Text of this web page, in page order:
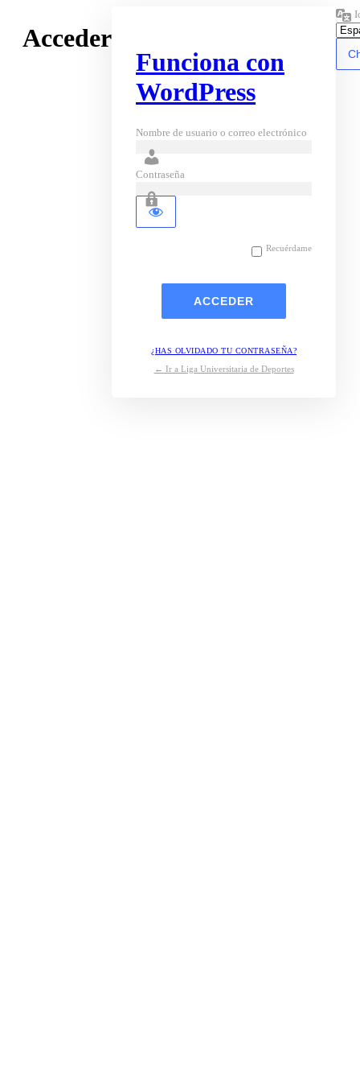
Acceder
Funciona con
WordPress
Nombre de usuario o correo electrónico
Contraseña
Recuérdame
¿HAS OLVIDADO TU CONTRASEÑA?
← Ir a Liga Universitaria de Deportes